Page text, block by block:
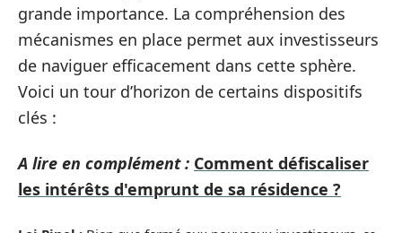
grande importance. La compréhension des
mécanismes en place permet aux investisseurs
de naviguer efficacement dans cette sphère.
Voici un tour d’horizon de certains dispositifs
clés :
A lire en complément : Comment défiscaliser
les intérêts d'emprunt de sa résidence ?